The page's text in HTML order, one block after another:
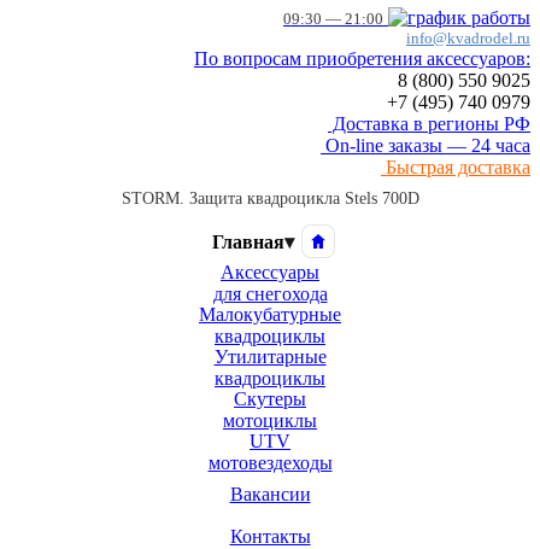
09:30 — 21:00
info@kvadrodel.ru
По вопросам приобретения аксессуаров:
8 (800) 550 9025
+7 (495) 740 0979
Доставка в регионы РФ
On-line заказы — 24 часа
Быстрая доставка
STORM. Защита квадроцикла Stels 700D
Главная▾
Аксессуары
для снегохода
Малокубатурные
квадроциклы
Утилитарные
квадроциклы
Скутеры
мотоциклы
UTV
мотовездеходы
Вакансии
Контакты